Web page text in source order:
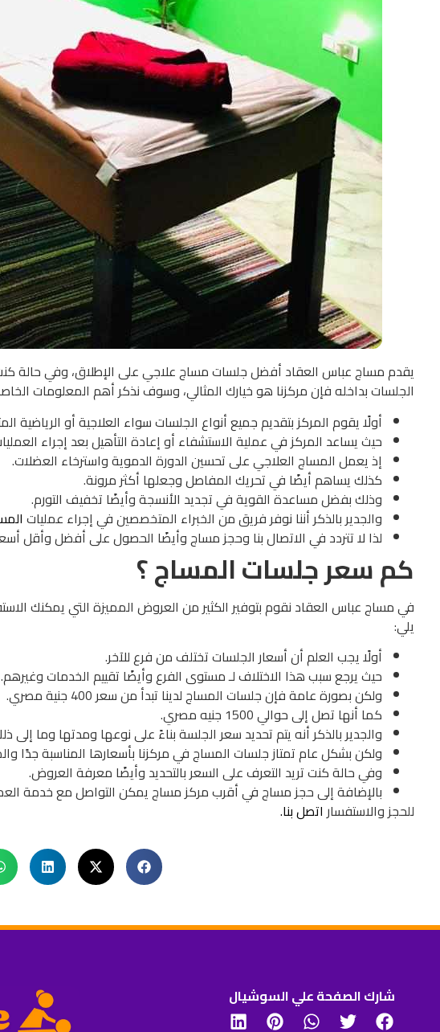
يقدم مساج عباس العقاد أفضل جلسات مساج علاجي على الإطلاق، وفي حالة
الجلسات بداخله فإن مركزنا هو خيارك المثالي، وسوف نذكر أهم المعلومات
أولًا يقوم المركز بتقديم جميع أنواع الجلسات سواء العلاجية أو الرياضية
حيث يساعد المركز في عملية الاستشفاء أو إعادة التأهيل بعد إجراء
إذ يعمل المساج العلاجي على تحسين الدورة الدموية واسترخاء العضلات.
كذلك يساهم أيضًا في تحريك المفاصل وجعلها أكثر مرونة.
وذلك بفضل مساعدة القوية في تجديد الأنسجة وأيضًا تخفيف التورم.
والجدير بالذكر أننا نوفر فريق من الخبراء المتخصصين في إجراء عمليات
لذا لا تتردد في الاتصال بنا وحجز مساج وأيضًا الحصول على أفضل وأقل
كم سعر جلسات المساج ؟
في مساج عباس العقاد نقوم بتوفير الكثير من العروض المميزة التي يمكنك
يلي:
أولًا يجب العلم أن أسعار الجلسات تختلف من فرع للآخر.
حيث يرجع سبب هذا الاختلاف لـ مستوى الفرع وأيضًا تقييم الخدمات وغيرهم.
ولكن بصورة عامة فإن جلسات المساج لدينا تبدأ من سعر 400 جنية مصري.
كما أنها تصل إلى حوالي 1500 جنيه مصري.
والجدير بالذكر أنه يتم تحديد سعر الجلسة بناءً على نوعها ومدتها وما إلى
ولكن بشكل عام تمتاز جلسات المساج في مركزنا بأسعارها المناسبة جدًا
وفي حالة كنت تريد التعرف على السعر بالتحديد وأيضًا معرفة العروض.
بالإضافة إلى حجز مساج في أقرب مركز مساج يمكن التواصل مع خدمة
للحجز والاستفساراتصل بنا.
شارك الصفحة علي السوشيال